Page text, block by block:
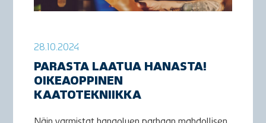
28.10.2024
PARASTA LAATUA HANASTA!
OIKEAOPPINEN
KAATOTEKNIIKKA